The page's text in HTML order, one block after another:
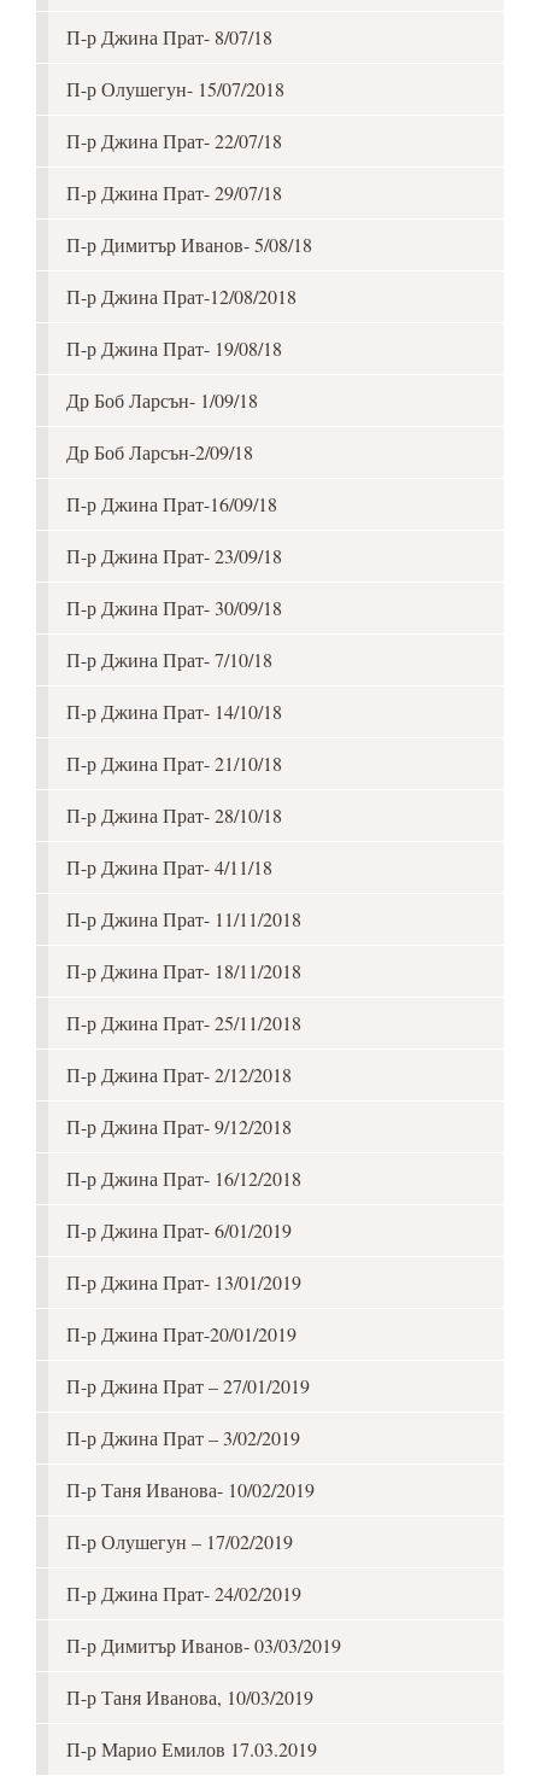
П-р Джина Прат- 8/07/18
П-р Олушегун- 15/07/2018
П-р Джина Прат- 22/07/18
П-р Джина Прат- 29/07/18
П-р Димитър Иванов- 5/08/18
П-р Джина Прат-12/08/2018
П-р Джина Прат- 19/08/18
Др Боб Ларсън- 1/09/18
Др Боб Ларсън-2/09/18
П-р Джина Прат-16/09/18
П-р Джина Прат- 23/09/18
П-р Джина Прат- 30/09/18
П-р Джина Прат- 7/10/18
П-р Джина Прат- 14/10/18
П-р Джина Прат- 21/10/18
П-р Джина Прат- 28/10/18
П-р Джина Прат- 4/11/18
П-р Джина Прат- 11/11/2018
П-р Джина Прат- 18/11/2018
П-р Джина Прат- 25/11/2018
П-р Джина Прат- 2/12/2018
П-р Джина Прат- 9/12/2018
П-р Джина Прат- 16/12/2018
П-р Джина Прат- 6/01/2019
П-р Джина Прат- 13/01/2019
П-р Джина Прат-20/01/2019
П-р Джина Прат – 27/01/2019
П-р Джина Прат – 3/02/2019
П-р Таня Иванова- 10/02/2019
П-р Олушегун – 17/02/2019
П-р Джина Прат- 24/02/2019
П-р Димитър Иванов- 03/03/2019
П-р Таня Иванова, 10/03/2019
П-р Марио Емилов 17.03.2019